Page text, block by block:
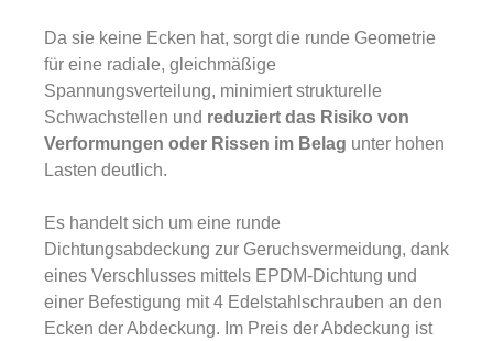
Da sie keine Ecken hat, sorgt die runde Geometrie
für eine radiale, gleichmäßige
Spannungsverteilung, minimiert strukturelle
Schwachstellen und reduziert das Risiko von
Verformungen oder Rissen im Belag unter hohen
Lasten deutlich.
Es handelt sich um eine runde
Dichtungsabdeckung zur Geruchsvermeidung, dank
eines Verschlusses mittels EPDM-Dichtung und
einer Befestigung mit 4 Edelstahlschrauben an den
Ecken der Abdeckung. Im Preis der Abdeckung ist